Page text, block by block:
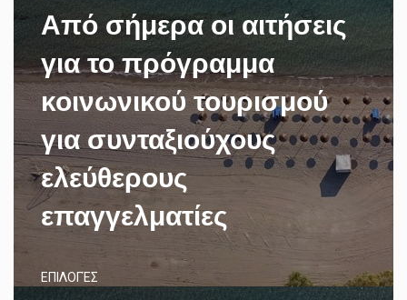
Από σήμερα οι αιτήσεις
για το πρόγραμμα
κοινωνικού τουρισμού
για συνταξιούχους
ελεύθερους
επαγγελματίες
ΕΠΙΛΟΓΈΣ